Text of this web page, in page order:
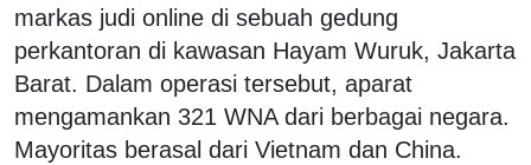
markas judi online di sebuah gedung
perkantoran di kawasan Hayam Wuruk, Jakarta
Barat. Dalam operasi tersebut, aparat
mengamankan 321 WNA dari berbagai negara.
Mayoritas berasal dari Vietnam dan China.